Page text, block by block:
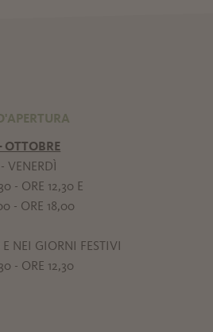
OTTOBRE
VENERDÌ
- ORE 12,30 E
- ORE 18,00
E NEI GIORNI FESTIVI
- ORE 12,30